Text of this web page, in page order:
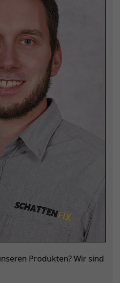
Produkten? Wir sind